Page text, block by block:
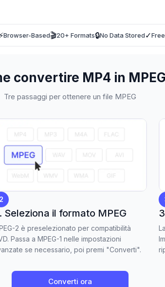
Browser-Based🎬20+ Formats🔒No Data Stored✓
convertire MP4 in MPEG
Tre passaggi per ottenere un file MPEG
2
Seleziona il formato MPEG
2 è preselezionato per compatibilità
Passa a MPEG-1 nelle impostazioni
se necessario, poi premi "Converti".
Converti ora